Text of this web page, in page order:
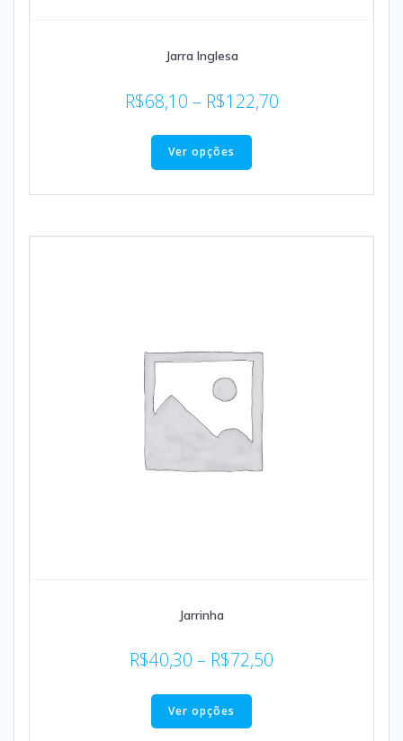
Jarra Inglesa
R$68,10 – R$122,70
Ver opções
Jarrinha
R$40,30 – R$72,50
Ver opções